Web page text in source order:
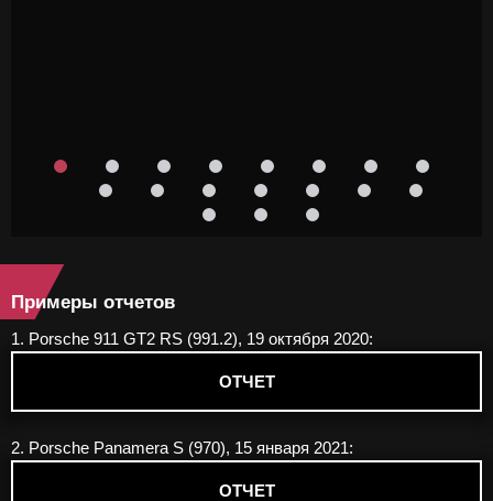
Примеры отчетов
1. Porsche 911 GT2 RS (991.2), 19 октября 2020:
ОТЧЕТ
2. Porsche Panamera S (970), 15 января 2021:
ОТЧЕТ